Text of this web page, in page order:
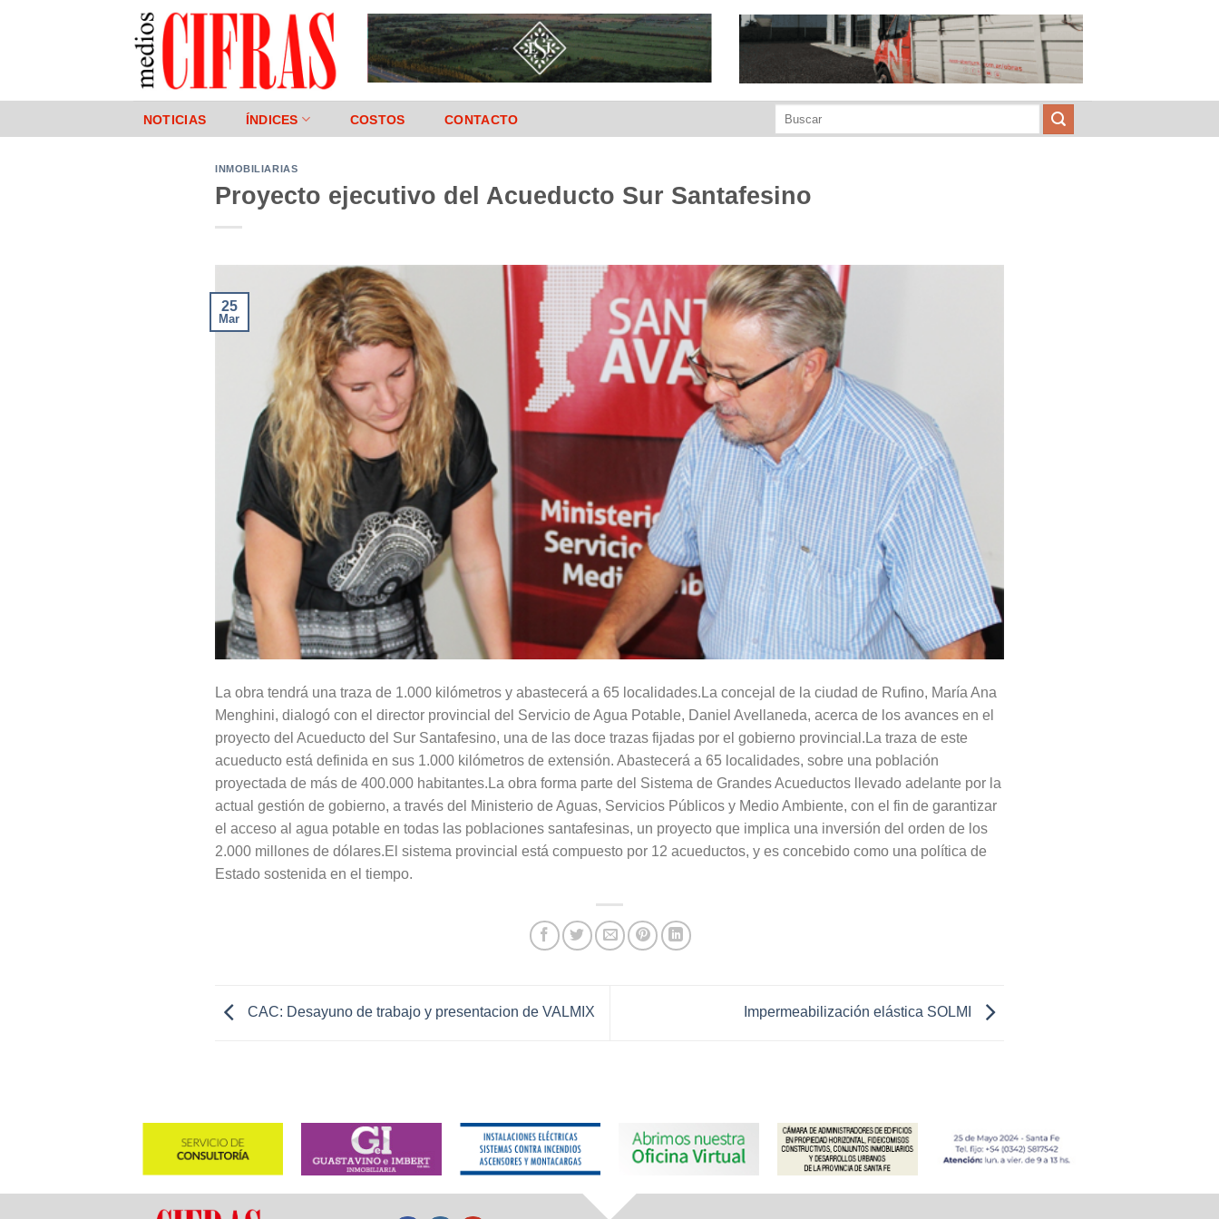
NOTICIAS ÍNDICES COSTOS CONTACTO
INMOBILIARIAS
Proyecto ejecutivo del Acueducto Sur Santafesino
25
Mar
La obra tendrá una traza de 1.000 kilómetros y abastecerá a 65 localidades.La concejal de la ciudad de Rufino, María Ana
Menghini, dialogó con el director provincial del Servicio de Agua Potable, Daniel Avellaneda, acerca de los avances en el
proyecto del Acueducto del Sur Santafesino, una de las doce trazas fijadas por el gobierno provincial.La traza de este
acueducto está definida en sus 1.000 kilómetros de extensión. Abastecerá a 65 localidades, sobre una población
proyectada de más de 400.000 habitantes.La obra forma parte del Sistema de Grandes Acueductos llevado adelante por la
actual gestión de gobierno, a través del Ministerio de Aguas, Servicios Públicos y Medio Ambiente, con el fin de garantizar
el acceso al agua potable en todas las poblaciones santafesinas, un proyecto que implica una inversión del orden de los
2.000 millones de dólares.El sistema provincial está compuesto por 12 acueductos, y es concebido como una política de
Estado sostenida en el tiempo.
CAC: Desayuno de trabajo y presentacion de VALMIX Impermeabilización elástica SOLMI